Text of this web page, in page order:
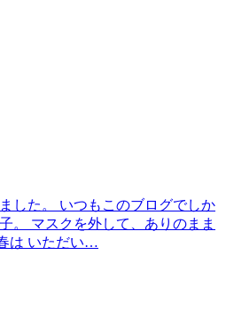
した。 いつもこのブログでしか
。 マスクを外して、ありのまま
は いただい…